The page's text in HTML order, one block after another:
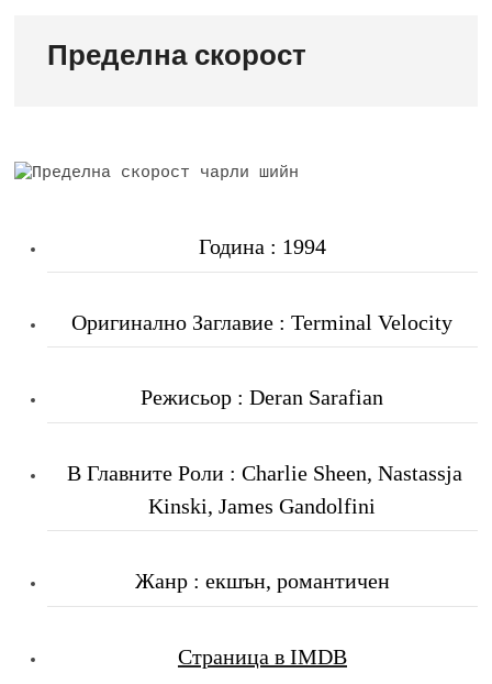
Пределна скорост
Година : 1994
Оригинално Заглавие : Terminal Velocity
Режисьор : Deran Sarafian
В Главните Роли : Charlie Sheen, Nastassja
Kinski, James Gandolfini
Жанр : екшън, романтичен
Страница в IMDB